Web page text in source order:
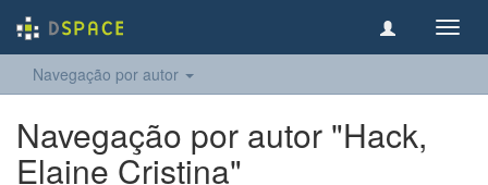
Navegação por autor
Navegação por autor "Hack,
Elaine Cristina"